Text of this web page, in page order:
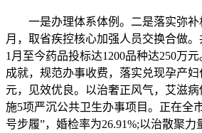
一是办理体系体例。二是落实弥补
月，取省疾控核心加强人员交换合做
1月至今药品投标达1200品种达250万
成就，规范办事收费，落实兑现孕产妇
元，见效优良。以治奢正风气，艾滋
施5项严沉公共卫生办事项目。正在全
号步履”，婚检率为26.91%;以治散聚力